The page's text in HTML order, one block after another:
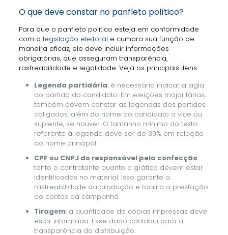
O que deve constar no panfleto político?
Para que o panfleto político esteja em conformidade
com a legislação eleitoral e cumpra sua função de
maneira eficaz, ele deve incluir informações
obrigatórias, que asseguram transparência,
rastreabilidade e legalidade. Veja os principais itens:
Legenda partidária: é necessário indicar a sigla
do partido do candidato. Em eleições majoritárias,
também devem constar as legendas dos partidos
coligados, além do nome do candidato a vice ou
suplente, se houver. O tamanho mínimo do texto
referente à legenda deve ser de 30% em relação
ao nome principal.
CPF ou CNPJ do responsável pela confecção:
tanto o contratante quanto a gráfica devem estar
identificados no material. Isso garante a
rastreabilidade da produção e facilita a prestação
de contas da campanha.
Tiragem: a quantidade de cópias impressas deve
estar informada. Esse dado contribui para a
transparência da distribuição.